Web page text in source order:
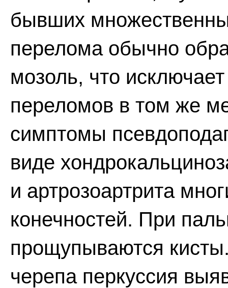
бывших
перелома обычно
мозоль, что
переломов в том же
симптомы
виде
и артрозоартрита
конечностей. При
прощупываются
черепа перкуссия